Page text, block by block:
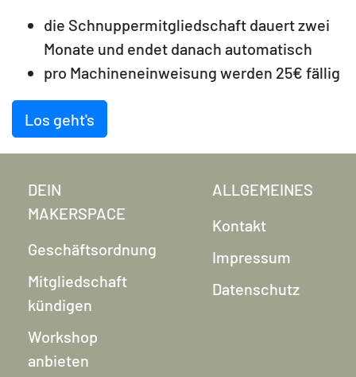
die Schnuppermitgliedschaft dauert zwei
Monate und endet danach automatisch
pro Machineneinweisung werden 25€ fällig
Los geht's
DEIN
MAKERSPACE
Geschäftsordnung
Mitgliedschaft
kündigen
Workshop
anbieten
ALLGEMEINES
Kontakt
Impressum
Datenschutz